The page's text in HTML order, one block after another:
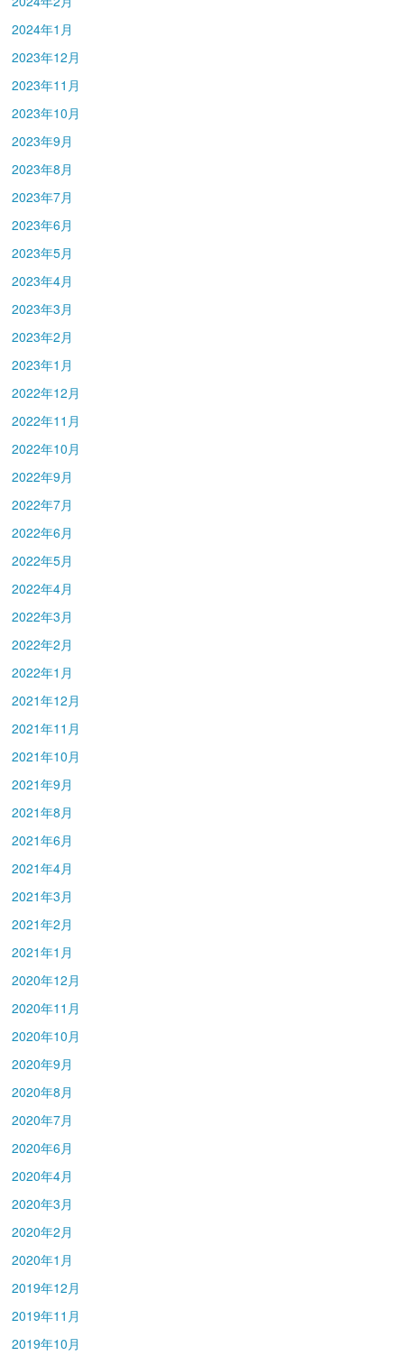
2024年1月
2023年12月
2023年11月
2023年10月
2023年9月
2023年8月
2023年7月
2023年6月
2023年5月
2023年4月
2023年3月
2023年2月
2023年1月
2022年12月
2022年11月
2022年10月
2022年9月
2022年7月
2022年6月
2022年5月
2022年4月
2022年3月
2022年2月
2022年1月
2021年12月
2021年11月
2021年10月
2021年9月
2021年8月
2021年6月
2021年4月
2021年3月
2021年2月
2021年1月
2020年12月
2020年11月
2020年10月
2020年9月
2020年8月
2020年7月
2020年6月
2020年4月
2020年3月
2020年2月
2020年1月
2019年12月
2019年11月
2019年10月